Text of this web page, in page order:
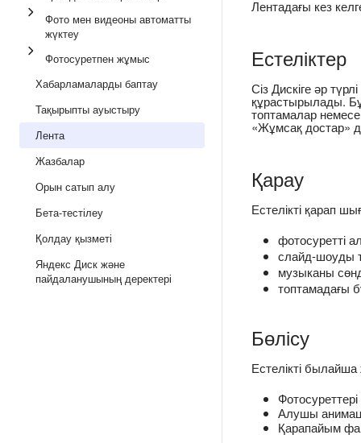
Фото мен видеоны автоматты
жүктеу
Фотосуретпен жұмыс
Хабарламаларды баптау
Тақырыпты ауыстыру
Лента
Жазбалар
Орын сатып алу
Бета-тестілеу
Қолдау қызметі
Яндекс Диск және
пайдаланушының деректері
Лентадағы кез
Естеліктер
Сіз Дискіге әр
құрастырылады.
топтамалар
«Жұмсақ достар»
Қарау
Естелікті қарап
фотосуретті
слайд-шоуды
музыканы
топтамадағы
Бөлісу
Естелікті
Алушы
Қарапайым